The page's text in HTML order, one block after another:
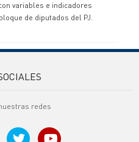
variables e indicadores
de diputados del PJ.
redes